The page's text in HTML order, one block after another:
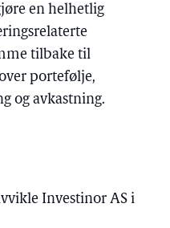
en helhetlig
tilbake til
portefølje,
og avkastning.
Investinor AS i